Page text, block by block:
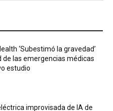
‘Subestimó la gravedad’
de las emergencias médicas
estudio
improvisada de IA de